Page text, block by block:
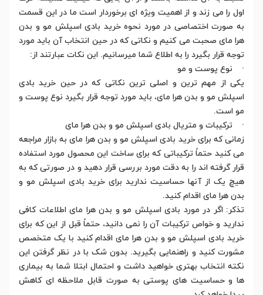
اول را می زند و از اهمیت ویژه ای برخوردار است ما در این قسمت
به صورت اختصاصی در مورد نحوه خرید بادی اسپلش مو و بدن
هرا مای صحبت می کنیم و نکاتی که در حین انتخاب آن باید مورد
توجه قرار بگیرد را به اطلاع شما میرسانیم. این نکات عبارتند از:
· نوع پوست و مو
یکی از مهم ترین و اصلی ترین نکاتی که در حین خرید بادی
اسپلش مو و بدن هرا مای، باید مورد توجه قرار بگیرد نوع پوست و
مو است.
· ترکیبات و متریال بادی اسپلش مو و بدن هرا مای
زمانی که برای خرید بادی اسپلش مو و بدن هرا مای به بازار مراجعه
می کنید حتماً ترکیباتی که برای ساخت این محصول مورد استفاده
قرار گرفته اند را به دقت مورد بررسی قرار دهید و در صورتی که به
هیچ یک از آنها حساسیت ندارید برای خرید بادی اسپلش مو و
بدن هرا مای اقدام کنید.
تذکر: اگر در مورد بادی اسپلش مو و بدن هرا مای اطلاعات کافی
ندارید و خواص ترکیبات آن را نمی دانید، حتماً قبل از این که برای
خرید بادی اسپلش مو و بدن هرا مای اقدام کنید با یک متخصص
مشورت کنید و راهنمایی بگیرید. بدون شک با در نظر گرفتن این
نکته انتخاب بهتری خواهید داشت و احتمال ابتلا شما به بیماری
ها و حساسیت های پوستی به صورت قابل ملاحظه ای کاهش